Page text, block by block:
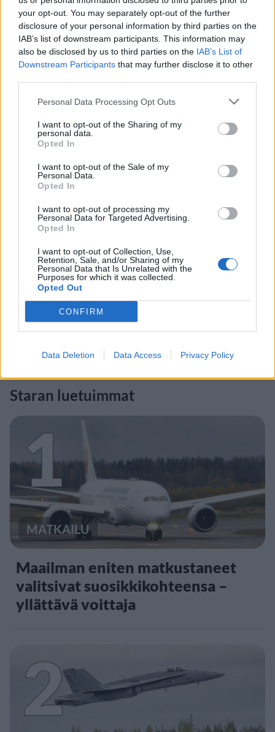
your opt-out. You may separately opt-out of the further
disclosure of your personal information by third parties on the
IAB’s list of downstream participants. This information may
also be disclosed by us to third parties on the IAB’s List of
Downstream Participants that may further disclose it to other
Personal Data Processing Opt Outs
I want to opt-out of the Sharing of my
personal data.
Opted In
I want to opt-out of the Sale of my
Personal Data.
Opted In
I want to opt-out of processing my
Personal Data for Targeted Advertising.
Opted In
I want to opt-out of Collection, Use,
Retention, Sale, and/or Sharing of my
Personal Data that Is Unrelated with the
Purposes for which it was collected.
Opted Out
CONFIRM
Data Deletion Data Access Privacy Policy
Staran luetuimmat
1
MATKAILU
Maailman eniten matkustaneet
valitsivat suosikkikohteensa –
yllättävä voittaja
2